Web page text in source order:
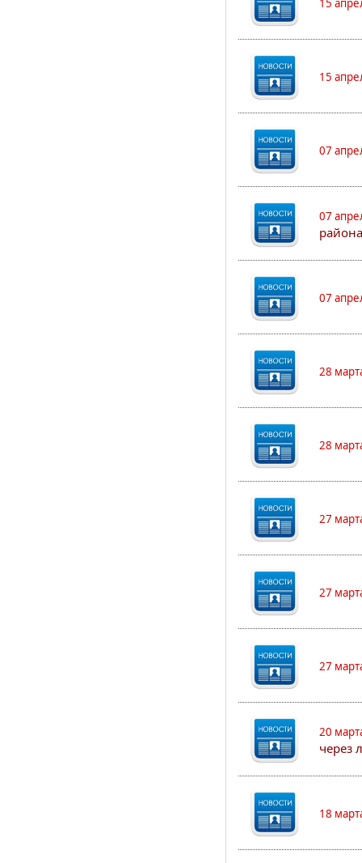
15
15
07
07
07
28
28
27
27
27
20
через
18